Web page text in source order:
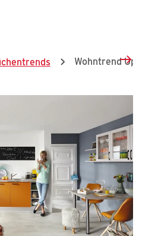
Wohntrend